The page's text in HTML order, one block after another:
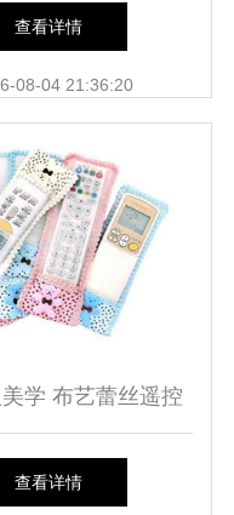
全球化视野的融合
查看详情
08-04 21:36:20
学 布艺蕾丝遥控
家居日用百货的温
查看详情